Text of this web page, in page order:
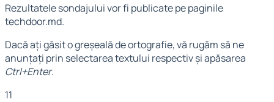
Rezultatele sondajului vor fi publicate pe paginile
techdoor.md.
Dacă ați găsit o greșeală de ortografie, vă rugăm să ne
anunțați prin selectarea textului respectiv și apăsarea
Ctrl+Enter.
11